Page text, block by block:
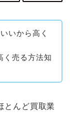
いから高く
く売る方法知
とんど買取業